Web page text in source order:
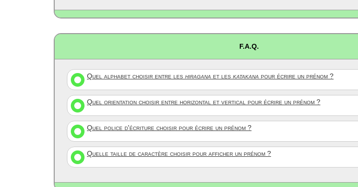
F.A.Q.
Quel alphabet choisir entre les hiragana et les katakana pour écrire un prénom ?
Quel orientation choisir entre horizontal et vertical pour écrire un prénom ?
Quel police d'écriture choisir pour écrire un prénom ?
Quelle taille de caractère choisir pour afficher un prénom ?